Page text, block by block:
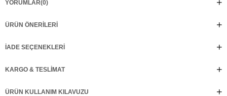
halini sunuyor. Ayağı saran çapraz bant detayı feminen bir dokunuş katarken,
doğal ama etkileyici bir stil için MİRİA tam sana göre!
YORUMLAR(0)
ÜRÜN ÖNERILERI
İADE SEÇENEKLERI
KARGO & TESLIMAT
ÜRÜN KULLANIM KILAVUZU